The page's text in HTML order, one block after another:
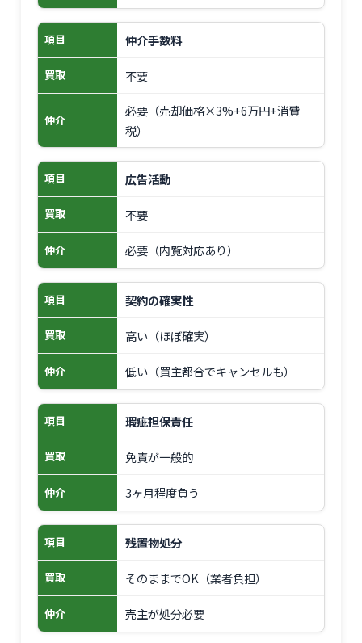
項目 仲介手数料
買取 不要
仲介
必要（売却価格×3%+6万円+消費
税）
項目 広告活動
買取 不要
仲介 必要（内覧対応あり）
項目 契約の確実性
買取 高い（ほぼ確実）
仲介 低い（買主都合でキャンセルも）
項目 瑕疵担保責任
買取 免責が一般的
仲介 3ヶ月程度負う
項目 残置物処分
買取 そのままでOK（業者負担）
仲介 売主が処分必要